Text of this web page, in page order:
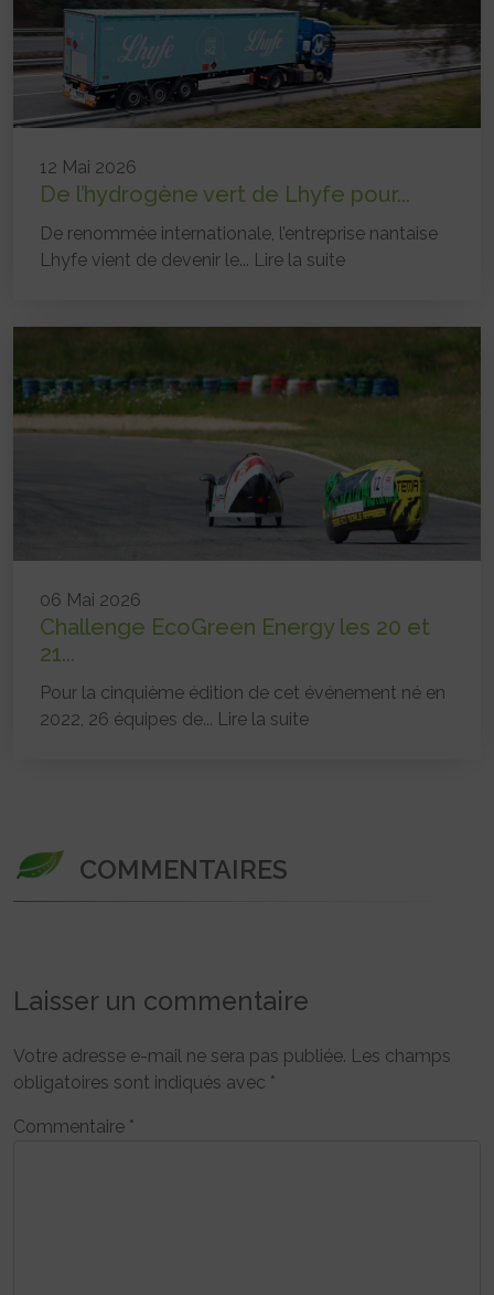
12 Mai 2026
De l’hydrogène vert de Lhyfe pour...
De renommée internationale, l’entreprise nantaise
Lhyfe vient de devenir le... Lire la suite
06 Mai 2026
Challenge EcoGreen Energy les 20 et
21...
Pour la cinquième édition de cet événement né en
2022, 26 équipes de... Lire la suite
COMMENTAIRES
Laisser un commentaire
Votre adresse e-mail ne sera pas publiée. Les champs
obligatoires sont indiqués avec *
Commentaire *